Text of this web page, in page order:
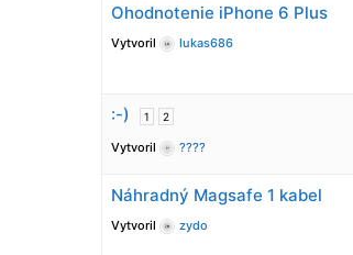
Ohodnotenie iPhone 6 Plus
Vytvoril lukas686
:-) 1 2
Vytvoril ????
Náhradný Magsafe 1 kabel
Vytvoril zydo